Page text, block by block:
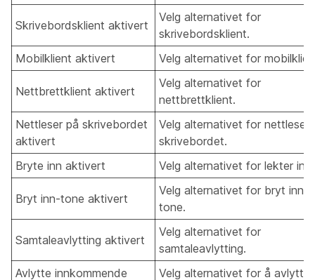
Skrivebordsklient aktivert
Velg alternativet for
skrivebordsklient.
Mobilklient aktivert
Velg alternativet for
Nettbrettklient aktivert
Velg alternativet for
nettbrettklient.
Nettleser på skrivebordet
aktivert
Velg alternativet for nettleser
skrivebordet.
Bryte inn aktivert
Velg alternativet for lekter inn.
Bryt inn-tone aktivert
Velg alternativet for bryt inn i
tone.
Samtaleavlytting aktivert
Velg alternativet for
samtaleavlytting.
Avlytte innkommende
Velg alternativet for å avlytte